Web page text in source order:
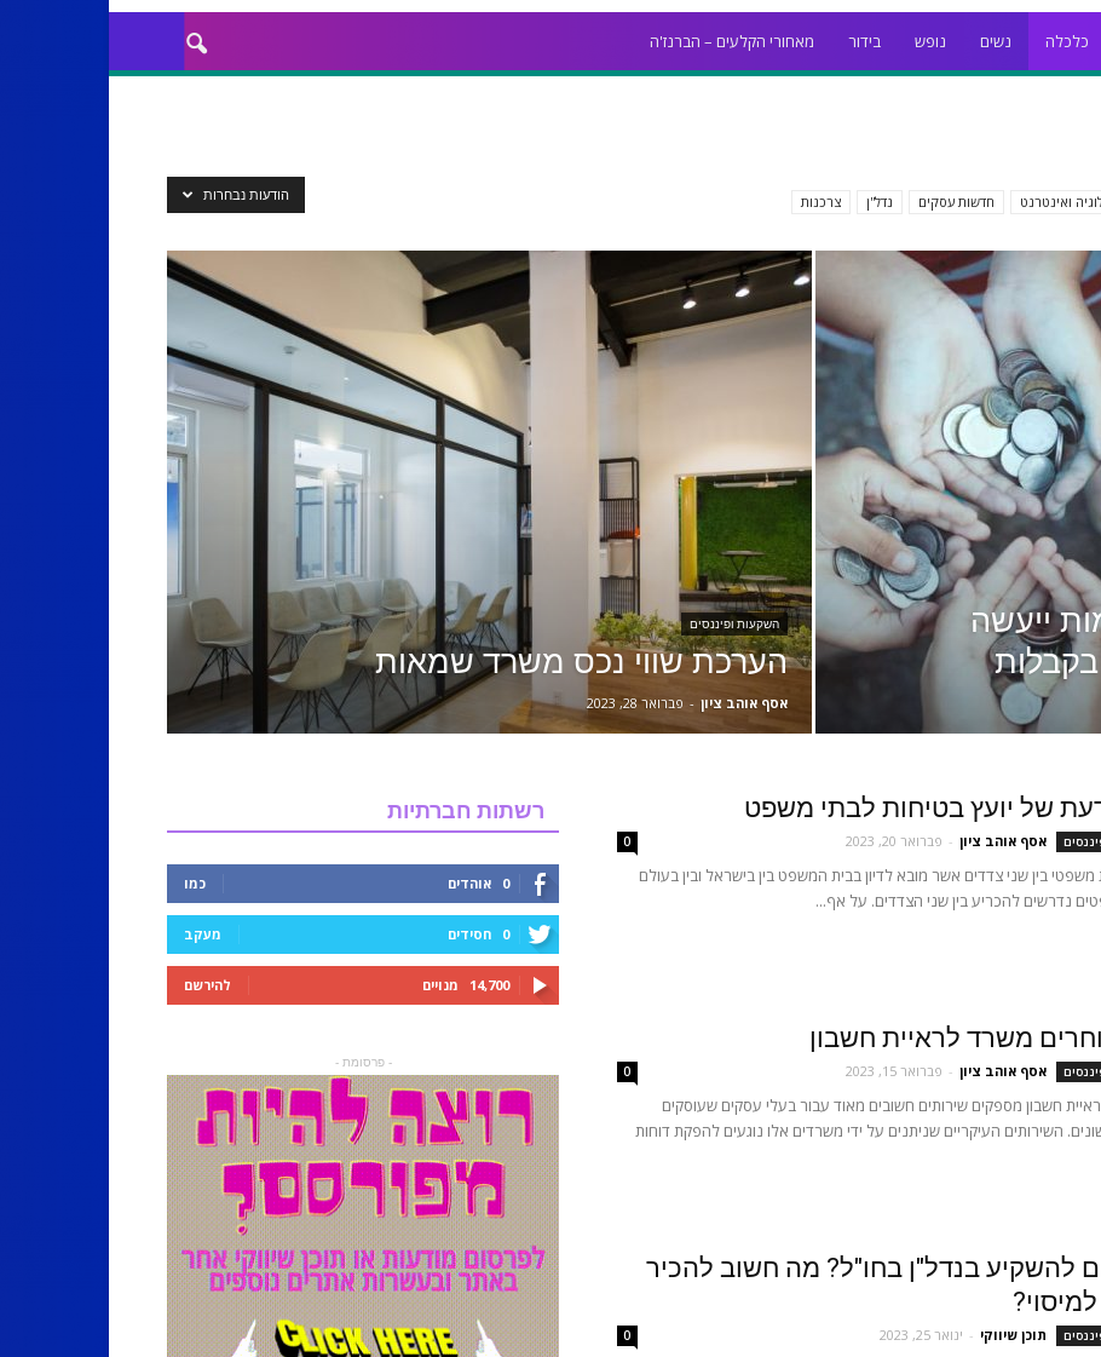
כלכלה נשים נופש בידור מאחורי הקלעים – הברנז'ה
ואינטרנט חדשות עסקים נדל''ן צרכנות הודעות נבחרות
ייעשה
השקעות ופיננסים
הערכת שווי נכס משרד שמאות
אסף אוהב ציון - פברואר 28, 2023
של יועץ בטיחות לבתי משפט
אסף אוהב ציון - פברואר 20, 2023 0
בין שני צדדים אשר מובא לדיון בבית המשפט בין בישראל ובין בעולם
נדרשים להכריע בין שני הצדדים. על אף...
משרד לראיית חשבון
אסף אוהב ציון - פברואר 15, 2023 0
חשבון מספקים שירותים חשובים מאוד עבור בעלי עסקים שעוסקים
השירותים העיקריים שניתנים על ידי משרדים אלו נוגעים להפקת דוחות
להשקיע בנדל"ן בחו"ל? מה חשוב להכיר
תוכן שיווקי - ינואר 25, 2023 0
רשתות חברתיות
0 אוהדים כמו
0 חסידים מעקב
14,700 מנויים להירשם
- פרסומת -